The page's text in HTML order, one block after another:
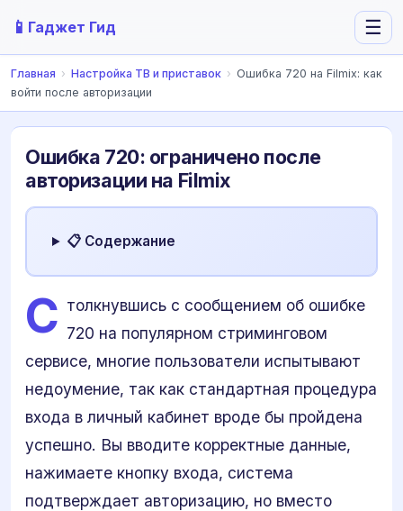
📱 Гаджет Гид ☰
Главная › Настройка ТВ и приставок › Ошибка 720 на Filmix: как
войти после авторизации
Ошибка 720: ограничено после
авторизации на Filmix
📋 Содержание
С толкнувшись с сообщением об ошибке
720 на популярном стриминговом
сервисе, многие пользователи испытывают
недоумение, так как стандартная процедура
входа в личный кабинет вроде бы пройдена
успешно. Вы вводите корректные данные,
нажимаете кнопку входа, система
подтверждает авторизацию, но вместо